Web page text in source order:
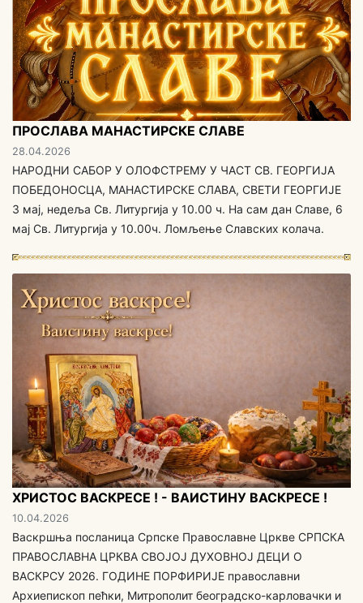
ПРОСЛАВА МАНАСТИРСКЕ СЛАВЕ
28.04.2026
НАРОДНИ САБОР У ОЛОФСТРЕМУ У ЧАСТ СВ. ГЕОРГИЈА
ПОБЕДОНОСЦА, МАНАСТИРСКЕ СЛАВА, СВЕТИ ГЕОРГИЈЕ
3 мај, недеља Св. Литургија у 10.00 ч. На сам дан Славе, 6
мај Св. Литургија у 10.00ч. Ломљење Славских колача.
ХРИСТОС ВАСКРЕСЕ ! - ВАИСТИНУ ВАСКРЕСЕ !
10.04.2026
Васкршња посланица Српске Православне Цркве СРПСКА
ПРАВОСЛАВНА ЦРКВА СВОЈОЈ ДУХОВНОЈ ДЕЦИ O
ВАСКРСУ 2026. ГОДИНЕ ПОРФИРИЈЕ православни
Архиепископ пећки, Митрополит београдско-карловачки и